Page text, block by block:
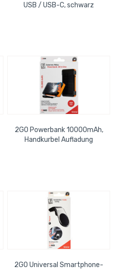
USB / USB-C, schwarz
2GO Powerbank 10000mAh,
Handkurbel Aufladung
2GO Universal Smartphone-